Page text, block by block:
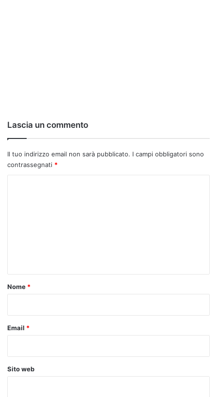
Lascia un commento
Il tuo indirizzo email non sarà pubblicato. I campi obbligatori sono
contrassegnati *
o
Nome *
Email *
Sito web